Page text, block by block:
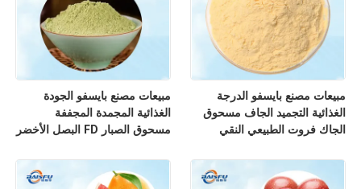
مبيعات مصنع بايسفو الجودة
الغذائية المجمدة المجففة
مسحوق الصبار FD البصل الأخضر
مبيعات مصنع بايسفو الدرجة
الغذائية التجميد الجاف مسحوق
الجاك فروت الطبيعي النقي